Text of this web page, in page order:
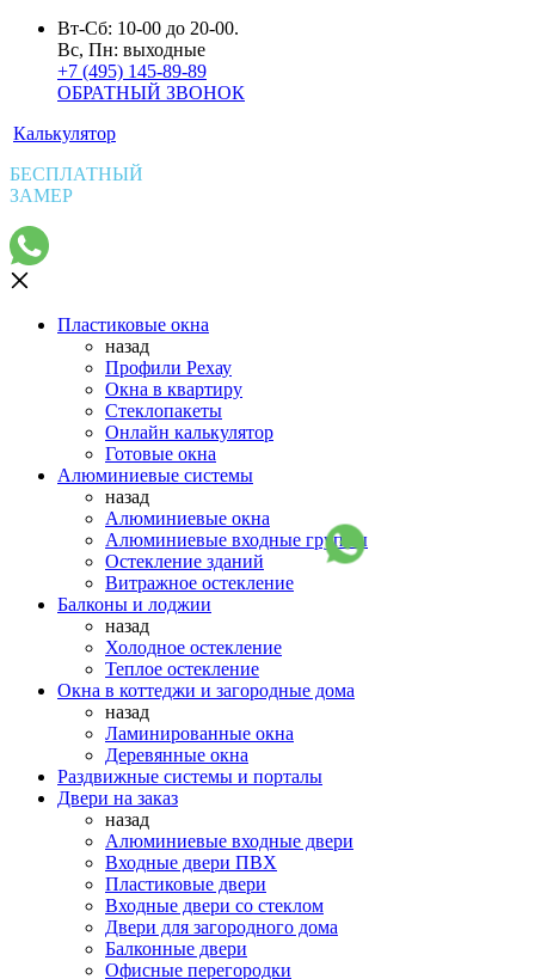
Вт-Сб: 10-00 до 20-00.
Вс, Пн: выходные
+7 (495) 145-89-89
ОБРАТНЫЙ ЗВОНОК
Калькулятор
БЕСПЛАТНЫЙ
ЗАМЕР
Пластиковые окна
назад
Профили Рехау
Окна в квартиру
Стеклопакеты
Онлайн калькулятор
Готовые окна
Алюминиевые системы
назад
Алюминиевые окна
Алюминиевые входные группы
Остекление зданий
Витражное остекление
Балконы и лоджии
назад
Холодное остекление
Теплое остекление
Окна в коттеджи и загородные дома
назад
Ламинированные окна
Деревянные окна
Раздвижные системы и порталы
Двери на заказ
назад
Алюминиевые входные двери
Входные двери ПВХ
Пластиковые двери
Входные двери со стеклом
Двери для загородного дома
Балконные двери
Офисные перегородки